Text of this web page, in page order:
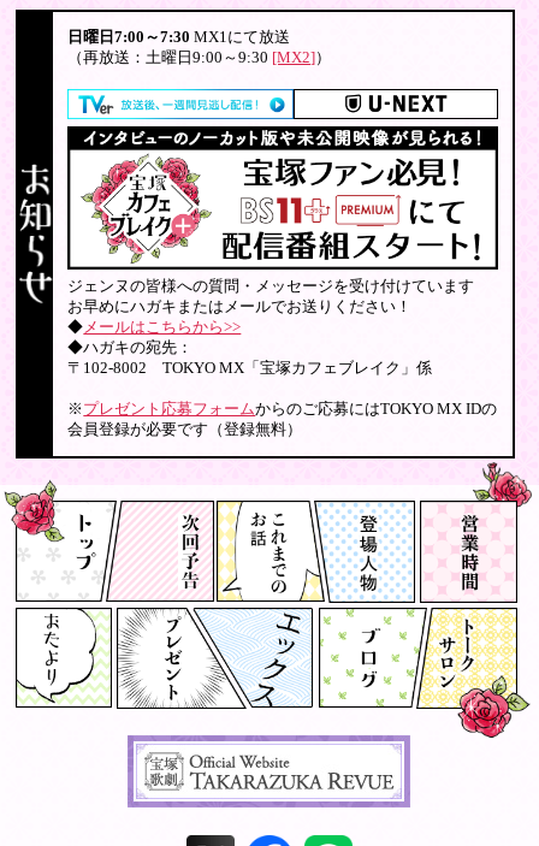
日曜日7:00～7:30 MX1にて放送
（再放送：土曜日9:00～9:30 [MX2]）
ジェンヌの皆様への質問・メッセージを受け付けています
お早めにハガキまたはメールでお送りください！
◆メールはこちらから>>
◆ハガキの宛先：
〒102-8002 TOKYO MX「宝塚カフェブレイク」係
※ プレゼント応募フォームからのご応募にはTOKYO MX IDの
会員登録が必要です（登録無料）